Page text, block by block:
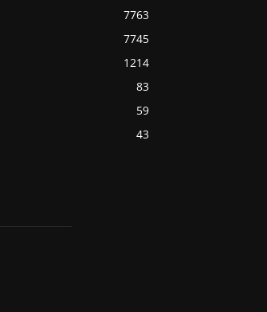
7763
7745
1214
83
59
43